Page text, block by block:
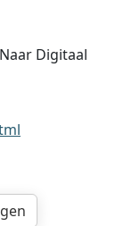
Digitaal